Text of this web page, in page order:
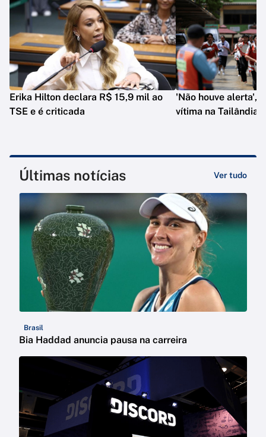
Erika Hilton declara R$ 15,9 mil ao
TSE e é criticada
'Não houve alerta',
vítima na Tailândia
Últimas notícias Ver tudo
Brasil
Bia Haddad anuncia pausa na carreira